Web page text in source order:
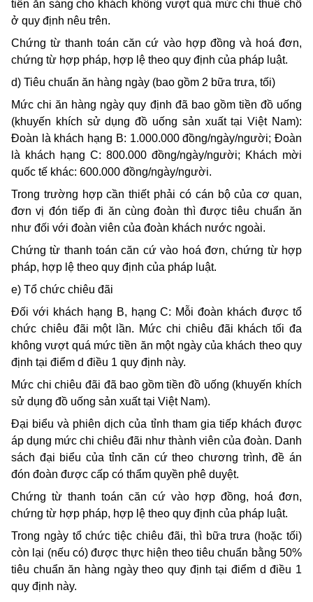
tiền ăn sáng cho khách không vượt quá mức chi thuê chỗ
ở quy định nêu trên.
Chứng từ thanh toán căn cứ vào hợp đồng và hoá đơn,
chứng từ hợp pháp, hợp lệ theo quy định của pháp luật.
d) Tiêu chuẩn ăn hàng ngày (bao gồm 2 bữa trưa, tối)
Mức chi ăn hàng ngày quy định đã bao gồm tiền đồ uống
(khuyến khích sử dụng đồ uống sản xuất tại Việt Nam):
Đoàn là khách hạng B: 1.000.000 đồng/ngày/người; Đoàn
là khách hạng C: 800.000 đồng/ngày/người; Khách mời
quốc tế khác: 600.000 đồng/ngày/người.
Trong trường hợp cần thiết phải có cán bộ của cơ quan,
đơn vị đón tiếp đi ăn cùng đoàn thì được tiêu chuẩn ăn
như đối với đoàn viên của đoàn khách nước ngoài.
Chứng từ thanh toán căn cứ vào hoá đơn, chứng từ hợp
pháp, hợp lệ theo quy định của pháp luật.
e) Tổ chức chiêu đãi
Đối với khách hạng B, hạng C: Mỗi đoàn khách được tổ
chức chiêu đãi một lần. Mức chi chiêu đãi khách tối đa
không vượt quá mức tiền ăn một ngày của khách theo quy
định tại điểm d điều 1 quy định này.
Mức chi chiêu đãi đã bao gồm tiền đồ uống (khuyến khích
sử dụng đồ uống sản xuất tại Việt Nam).
Đại biểu và phiên dịch của tỉnh tham gia tiếp khách được
áp dụng mức chi chiêu đãi như thành viên của đoàn. Danh
sách đại biểu của tỉnh căn cứ theo chương trình, đề án
đón đoàn được cấp có thẩm quyền phê duyệt.
Chứng từ thanh toán căn cứ vào hợp đồng, hoá đơn,
chứng từ hợp pháp, hợp lệ theo quy định của pháp luật.
Trong ngày tổ chức tiệc chiêu đãi, thì bữa trưa (hoặc tối)
còn lại (nếu có) được thực hiện theo tiêu chuẩn bằng 50%
tiêu chuẩn ăn hàng ngày theo quy định tại điểm d điều 1
quy định này.